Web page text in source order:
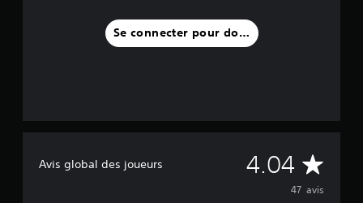
Se connecter pour donner un avis
Avis global des joueurs 4.04 M
o
47 avis